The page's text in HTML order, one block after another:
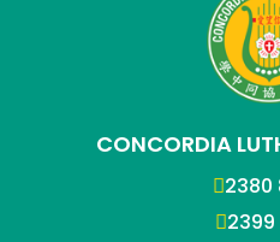
CONCORDIA
2380
2399